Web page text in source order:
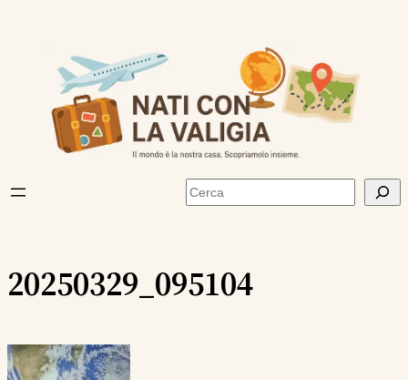
contenuto
Cerca
20250329_095104